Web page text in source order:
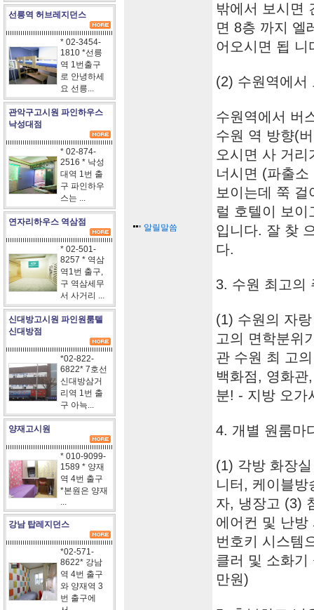
선릉역 허브레지던스
* 02-3454-
1810 *선릉
역 1번출구
로 안녕하세
요 선릉...
관악구고시원 파인하우스
낙성대점
* 02-874-
2516 * 낙성
대역 1번 출
구 파인하우
스는 ...
연자리하우스 역삼점
* 02-501-
8257 * 역삼
역1번 출구,
구 역삼세무
서 사거리 ...
신대방고시원 파인원룸텔
신대방점
*02-822-
6822* 7호선
신대방삼거
리역 1번 출
구 아늑...
양재고시원
* 010-9099-
1589 * 양재
역 4번 출구
*본원은 양재
...
강남 탑레지던스
*02-571-
8622* 강남
역 4번 출구
와 양재역 3
번 출구에
알릴말씀
밖에서 보시면
면 8층 까지 엘
어오시면 됩 니
(2) 수원역에서
수원역에서 버
수원 역 방향(
오시면 사 거
너시면 (파출
보이는데 쭉
럴 호텔이 보
입니다. 잘 찾
다.
3. 수원 최고의
(1) 수원의 자
고의 면학분위
관 수원 최 고
백화점, 영화
분! - 지방 오가
4. 개별 원룸마
(1) 각방 화장
니터, 케이블
자, 냉장고 (3)
에어컨 및 난
번호키 시스템
클러 및 소화기
만원)